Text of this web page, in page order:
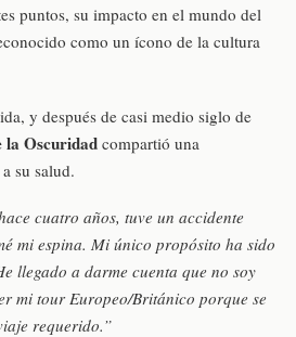
puntos, su impacto en el mundo del
como un ícono de la cultura
y después de casi medio siglo de
la Oscuridadcompartió una
su salud.
cuatro años, tuve un accidente
mi espina. Mi único propósito ha sido
llegado a darme cuenta que no soy
mi tour Europeo/Británico porque se
requerido.”